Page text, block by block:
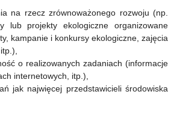
na rzecz zrównoważonego rozwoju (np.
lub projekty ekologiczne organizowane
kampanie i konkursy ekologiczne, zajęcia
o realizowanych zadaniach (informacje
internetowych, itp.),
jak najwięcej przedstawicieli środowiska